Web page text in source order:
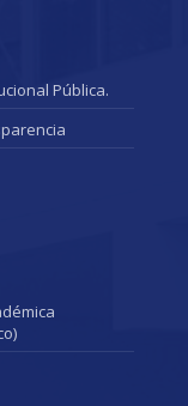
Pública.